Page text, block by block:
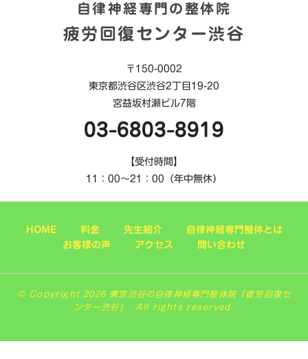
自律神経専門の整体院
疲労回復センター渋谷
〒150-0002
東京都渋谷区渋谷2丁目19-20
宮益坂村瀬ビル7階
03-6803-8919
【受付時間】
11：00～21：00（年中無休）
HOME 料金 先生紹介
自律神経専門整体とは
お客様の声
アクセス 問い合わせ
© Copyright 2026 東京渋谷の自律神経専門整体院「疲労回復セ
ンター渋谷」. All rights reserved.